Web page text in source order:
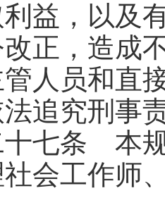
益，以及
正，造成
人员和直
追究刑事
条 本规
工作师、